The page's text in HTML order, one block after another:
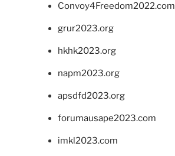
Convoy4Freedom2022.com
grur2023.org
hkhk2023.org
napm2023.org
apsdfd2023.org
forumausape2023.com
imkl2023.com